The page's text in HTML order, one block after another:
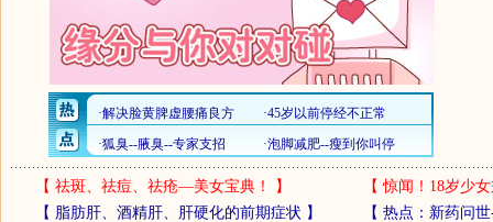
【 祛斑、祛痘、祛疮—美女宝典！ 】 【惊闻！18岁少
【 脂肪肝、酒精肝、肝硬化的前期症状 】 【 热点：新药问